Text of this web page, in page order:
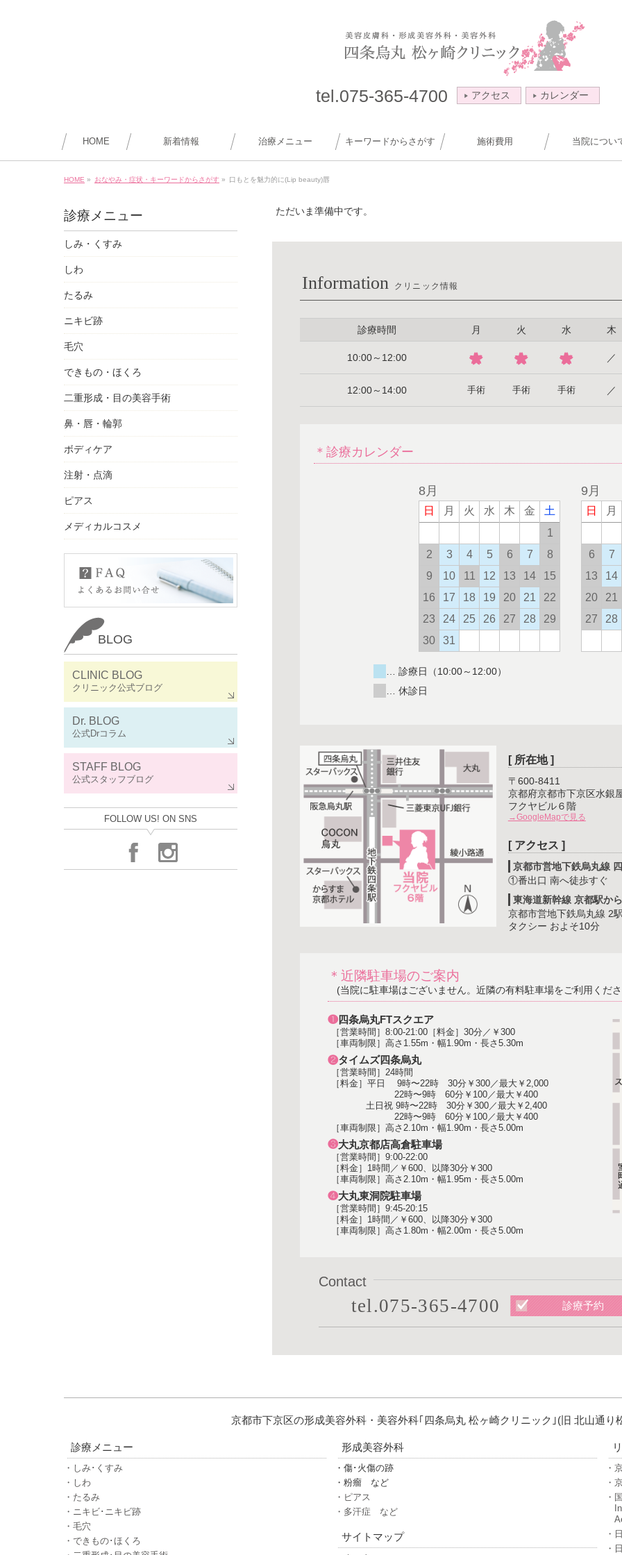
tel.075-365-4700 アクセス カレンダー
HOME 新着情報 治療メニュー キーワードからさがす 施術費用 当院につい
HOME » おなやみ・症状・キーワードからさがす » 口もとを魅力的に(Lip beauty)唇
ただいま準備中です。
Information クリニック情報
診療時間 月 火 水 木
10:00～12:00 ／
12:00～14:00 手術 手術 手術 ／
＊診療カレンダー
… 診療日（10:00～12:00）
… 休診日
[ 所在地 ]
〒600-8411
京都府京都市下京区水銀
フクヤビル６階
→GoogleMapで見る
[ アクセス ]
京都市営地下鉄烏丸線
①番出口 南へ徒歩すぐ
東海道新幹線 京都駅から
京都市営地下鉄烏丸線 2
タクシー およそ10分
＊近隣駐車場のご案内
(当院に駐車場はございません。近隣の有料駐車場をご利用くだ
❶四条烏丸FTスクエア
［営業時間］8:00-21:00［料金］30分／￥300
［車両制限］高さ1.55m・幅1.90m・長さ5.30m
❷タイムズ四条烏丸
［営業時間］24時間
［料金］平日 9時〜22時 30分￥300／最大￥2,000
22時〜9時 60分￥100／最大￥400
土日祝 9時〜22時 30分￥300／最大￥2,400
22時〜9時 60分￥100／最大￥400
［車両制限］高さ2.10m・幅1.90m・長さ5.00m
❸大丸京都店高倉駐車場
［営業時間］9:00-22:00
［料金］1時間／￥600、以降30分￥300
［車両制限］高さ2.10m・幅1.95m・長さ5.00m
❹大丸東洞院駐車場
［営業時間］9:45-20:15
［料金］1時間／￥600、以降30分￥300
［車両制限］高さ1.80m・幅2.00m・長さ5.00m
Contact
tel.075-365-4700 診療予約
診療メニュー
しみ・くすみ
しわ
たるみ
ニキビ跡
毛穴
できもの・ほくろ
二重形成・目の美容手術
鼻・唇・輪郭
ボディケア
注射・点滴
ピアス
メディカルコスメ
BLOG
CLINIC BLOG
クリニック公式ブログ
Dr. BLOG
公式Drコラム
STAFF BLOG
公式スタッフブログ
FOLLOW US! ON SNS
京都市下京区の形成美容外科・美容外科｢四条烏丸 松ヶ崎クリニック｣(旧 北山通り
診療メニュー
・しみ･くすみ
・しわ
・たるみ
・ニキビ･ニキビ跡
・毛穴
・できもの･ほくろ
形成美容外科
・傷･火傷の跡
・粉瘤 など
・ピアス
・多汗症 など
サイトマップ
・
・
・
・
・